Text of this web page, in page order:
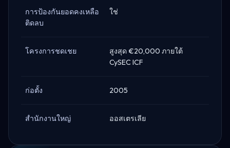
การป้องกันยอดคงเหลือ
ติดลบ
ใช่
โครงการชดเชย
สูงสุด €20,000 ภายใต้
CySEC ICF
ก่อตั้ง 2005
สำนักงานใหญ่ ออสเตรเลีย